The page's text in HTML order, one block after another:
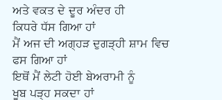
ਅਤੇ ਵਕਤ ਦੇ ਦੂਰ ਅੰਦਰ ਹੀ
ਕਿਧਰੇ ਧੱਸ ਗਿਆ ਹਾਂ
ਮੈਂ ਅਜ ਦੀ ਅਗ੍ਹੜ ਦੁਗੜ੍ਹੀ ਸ਼ਾਮ ਵਿਚ
ਫਸ ਗਿਆ ਹਾਂ
ਇਥੋਂ ਮੈਂ ਲੇਟੀ ਹੋਈ ਬੇਅਰਾਮੀ ਨੂੰ
ਖੂਬ ਪੜ੍ਹ ਸਕਦਾ ਹਾਂ